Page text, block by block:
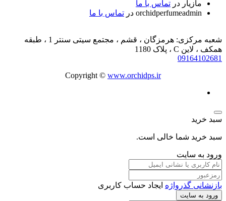
مازیار در تماس با ما
orchidperfumeadmin در تماس با ما
شعبه مرکزی: هرمزگان ، قشم ، مجتمع سیتی سنتر 1 ، طبقه
همکف ، لاین C ، پلاک 1180
09164102681
Copyright © www.orchidps.ir
سبد خرید
سبد خرید شما خالی است.
ورود به سایت
بازنشانی گذرواژه ایجاد حساب کاربری
ورود به سایت